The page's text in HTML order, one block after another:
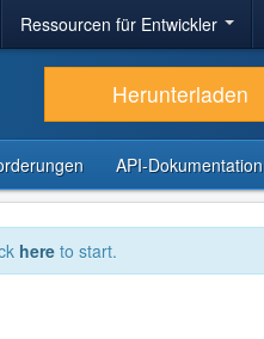
Ressourcen für Entwickler
Herunterladen
API-Dokumentation
here to start.